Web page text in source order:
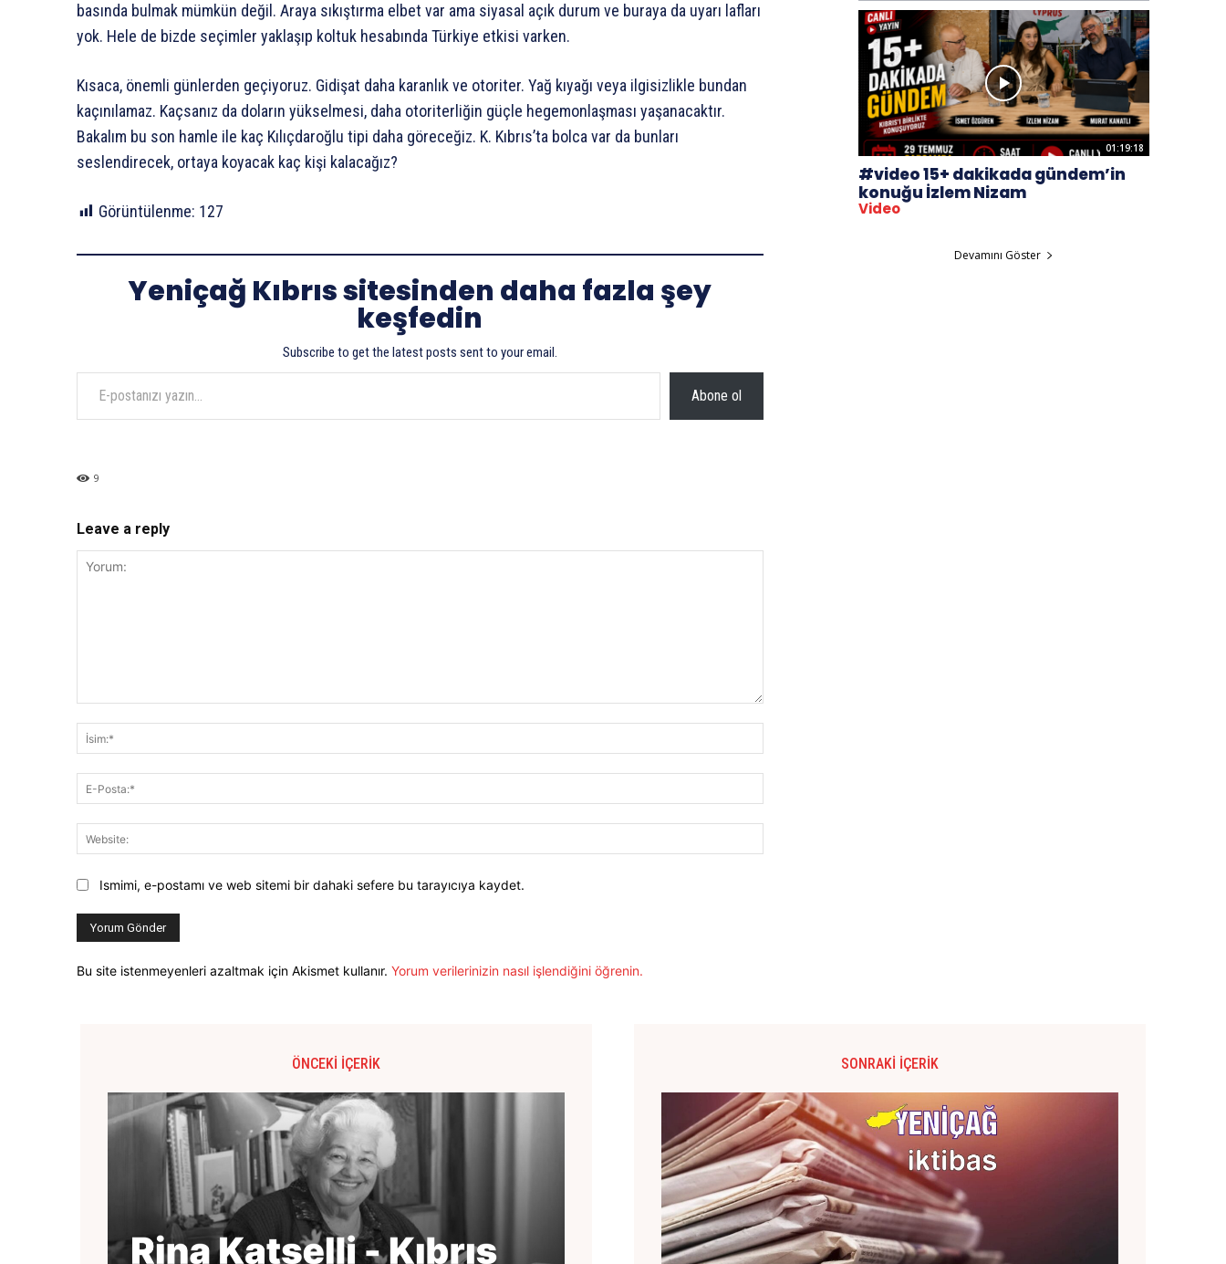
basında bulmak mümkün değil. Araya sıkıştırma elbet var ama siyasal açık durum ve buraya da uyarı lafları
yok. Hele de bizde seçimler yaklaşıp koltuk hesabında Türkiye etkisi varken.
Kısaca, önemli günlerden geçiyoruz. Gidişat daha karanlık ve otoriter. Yağ kıyağı veya ilgisizlikle bundan
kaçınılamaz. Kaçsanız da doların yükselmesi, daha otoriterliğin güçle hegemonlaşması yaşanacaktır.
Bakalım bu son hamle ile kaç Kılıçdaroğlu tipi daha göreceğiz. K. Kıbrıs’ta bolca var da bunları
seslendirecek, ortaya koyacak kaç kişi kalacağız?
Görüntülenme: 127
Yeniçağ Kıbrıs sitesinden daha fazla şey
keşfedin
Subscribe to get the latest posts sent to your email.
E-postanızı yazın…
Abone ol
9
Leave a reply
Posta:*
Ismimi, e-postamı ve web sitemi bir dahaki sefere bu tarayıcıya kaydet.
Bu site istenmeyenleri azaltmak için Akismet kullanır. Yorum verilerinizin nasıl işlendiğini öğrenin.
01:19:18
#video 15+ dakikada gündem’in
konuğu İzlem Nizam
Video
Devamını Göster
ÖNCEKI İÇERIK SONRAKI İÇERIK